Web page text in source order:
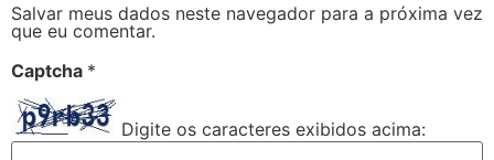
Salvar meus dados neste navegador para a próxima vez
que eu comentar.
Captcha *
Digite os caracteres exibidos acima: